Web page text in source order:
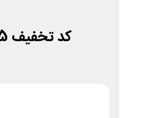
کد تخفیف 5% هتل حیات شرق مشهد ماهانیوم